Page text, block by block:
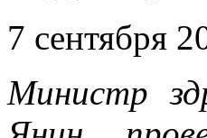
7 сентября
Министр